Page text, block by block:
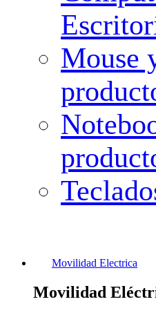
Mouse
Movilidad Electrica
Movilidad